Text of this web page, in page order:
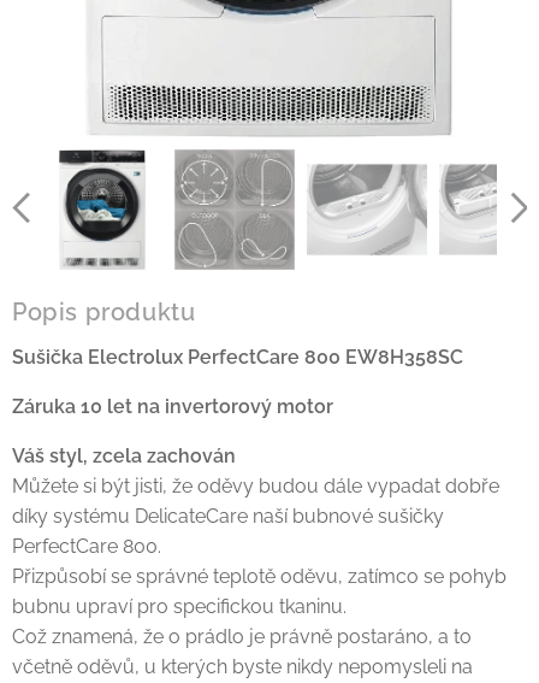
Popis produktu
Sušička Electrolux PerfectCare 800 EW8H358SC
Záruka 10 let na invertorový motor
Váš styl, zcela zachován
Můžete si být jisti, že oděvy budou dále vypadat dobře
díky systému DelicateCare naší bubnové sušičky
PerfectCare 800.
Přizpůsobí se správné teplotě oděvu, zatímco se pohyb
bubnu upraví pro specifickou tkaninu.
Což znamená, že o prádlo je právně postaráno, a to
včetně oděvů, u kterých byste nikdy nepomysleli na